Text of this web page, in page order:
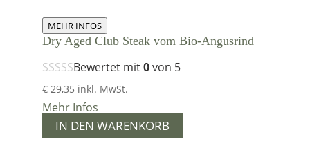
MEHR INFOS
Dry Aged Club Steak vom Bio-Angusrind
Bewertet mit0von 5
€29,35 inkl. MwSt.
Mehr Infos
IN DEN WARENKORB